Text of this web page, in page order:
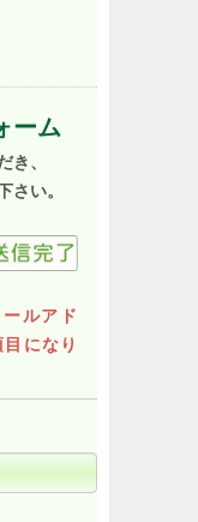
ーム
き、
さい。
ルアド
になり